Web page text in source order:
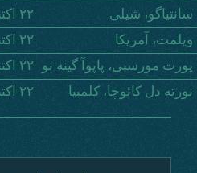
سانتیاگو، شیلی
٢٢ اکتبر
ویلمت، آمریکا
٢٢ اکتبر
پورت مورسبی، پاپوآ گینه نو
٢٢ اکتبر
نورته دل کائوچا، کلمبیا
٢٢ اکتبر